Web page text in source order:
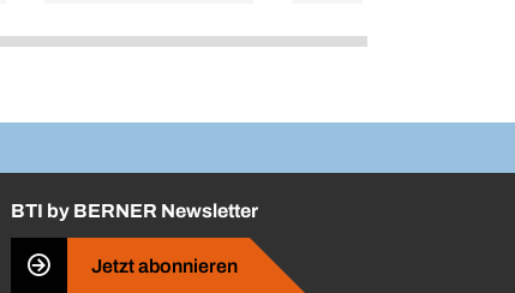
BTI by BERNER Newsletter
Jetzt abonnieren